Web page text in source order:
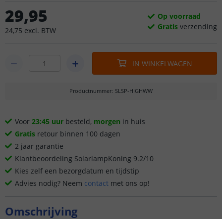
29,95
24,75 excl. BTW
Op voorraad
Gratis verzending
IN WINKELWAGEN
Productnummer: SLSP-HIGHWW
Voor 23:45 uur besteld, morgen in huis
Gratis retour binnen 100 dagen
2 jaar garantie
Klantbeoordeling SolarlampKoning 9.2/10
Kies zelf een bezorgdatum en tijdstip
Advies nodig? Neem contact met ons op!
Omschrijving